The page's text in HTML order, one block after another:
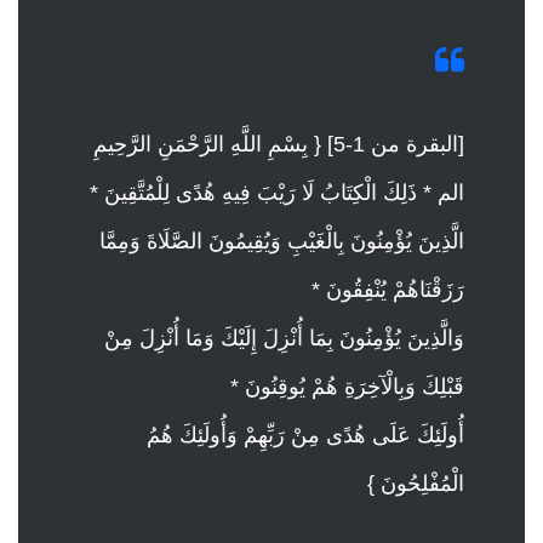
[البقرة من 1-5] { بِسْمِ اللَّهِ الرَّحْمَنِ الرَّحِيمِ
الم * ذَلِكَ الْكِتَابُ لَا رَيْبَ فِيهِ هُدًى لِلْمُتَّقِينَ *
الَّذِينَ يُؤْمِنُونَ بِالْغَيْبِ وَيُقِيمُونَ الصَّلَاةَ وَمِمَّا
رَزَقْنَاهُمْ يُنْفِقُونَ *
وَالَّذِينَ يُؤْمِنُونَ بِمَا أُنْزِلَ إِلَيْكَ وَمَا أُنْزِلَ مِنْ
قَبْلِكَ وَبِالْآخِرَةِ هُمْ يُوقِنُونَ *
أُولَئِكَ عَلَى هُدًى مِنْ رَبِّهِمْ وَأُولَئِكَ هُمُ
الْمُفْلِحُونَ }